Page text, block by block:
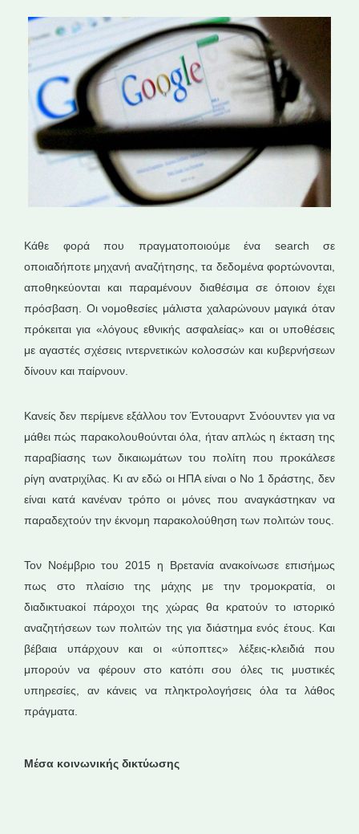
Κάθε φορά που πραγματοποιούμε ένα search σε
οποιαδήποτε μηχανή αναζήτησης, τα δεδομένα φορτώνονται,
αποθηκεύονται και παραμένουν διαθέσιμα σε όποιον έχει
πρόσβαση. Οι νομοθεσίες μάλιστα χαλαρώνουν μαγικά όταν
πρόκειται για «λόγους εθνικής ασφαλείας» και οι υποθέσεις
με αγαστές σχέσεις ιντερνετικών κολοσσών και κυβερνήσεων
δίνουν και παίρνουν.
Κανείς δεν περίμενε εξάλλου τον Έντουαρντ Σνόουντεν για να
μάθει πώς παρακολουθούνται όλα, ήταν απλώς η έκταση της
παραβίασης των δικαιωμάτων του πολίτη που προκάλεσε
ρίγη ανατριχίλας. Κι αν εδώ οι ΗΠΑ είναι ο Νο 1 δράστης, δεν
είναι κατά κανέναν τρόπο οι μόνες που αναγκάστηκαν να
παραδεχτούν την έκνομη παρακολούθηση των πολιτών τους.
Τον Νοέμβριο του 2015 η Βρετανία ανακοίνωσε επισήμως
πως στο πλαίσιο της μάχης με την τρομοκρατία, οι
διαδικτυακοί πάροχοι της χώρας θα κρατούν το ιστορικό
αναζητήσεων των πολιτών της για διάστημα ενός έτους. Και
βέβαια υπάρχουν και οι «ύποπτες» λέξεις-κλειδιά που
μπορούν να φέρουν στο κατόπι σου όλες τις μυστικές
υπηρεσίες, αν κάνεις να πληκτρολογήσεις όλα τα λάθος
πράγματα.
Μέσα κοινωνικής δικτύωσης